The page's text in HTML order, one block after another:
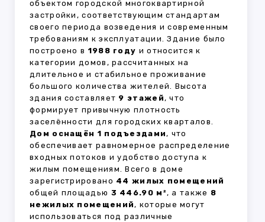
объектом городской многоквартирной
застройки, соответствующим стандартам
своего периода возведения и современным
требованиям к эксплуатации. Здание было
построено в 1988 году и относится к
категории домов, рассчитанных на
длительное и стабильное проживание
большого количества жителей. Высота
здания составляет 9 этажей, что
формирует привычную плотность
заселённости для городских кварталов.
Дом оснащён 1 подъездами, что
обеспечивает равномерное распределение
входных потоков и удобство доступа к
жилым помещениям. Всего в доме
зарегистрировано 44 жилых помещений
общей площадью 3 446.90 м², а также 8
нежилых помещений, которые могут
использоваться под различные